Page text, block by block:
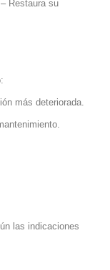
Restaura su
más deteriorada.
las indicaciones